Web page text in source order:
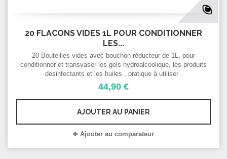
20 FLACONS VIDES 1L POUR CONDITIONNER
LES...
20 Bouteilles vides avec bouchon réducteur de 1L, pour
conditionner et transvaser les gels hydroalcoolique, les produits
desinfectants et les huiles , pratique à utiliser .
44,90 €
AJOUTER AU PANIER
Ajouter au comparateur